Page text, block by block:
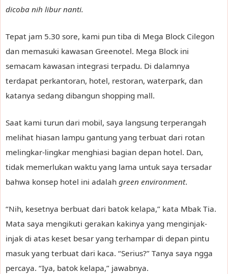
dicoba nih libur nanti.
Tepat jam 5.30 sore, kami pun tiba di Mega Block Cilegon
dan memasuki kawasan Greenotel. Mega Block ini
semacam kawasan integrasi terpadu. Di dalamnya
terdapat perkantoran, hotel, restoran, waterpark, dan
katanya sedang dibangun shopping mall.
Saat kami turun dari mobil, saya langsung terperangah
melihat hiasan lampu gantung yang terbuat dari rotan
melingkar-lingkar menghiasi bagian depan hotel. Dan,
tidak memerlukan waktu yang lama untuk saya tersadar
bahwa konsep hotel ini adalah green environment.
“Nih, kesetnya berbuat dari batok kelapa,” kata Mbak Tia.
Mata saya mengikuti gerakan kakinya yang menginjak-
injak di atas keset besar yang terhampar di depan pintu
masuk yang terbuat dari kaca. “Serius?” Tanya saya ngga
percaya. “Iya, batok kelapa,” jawabnya.